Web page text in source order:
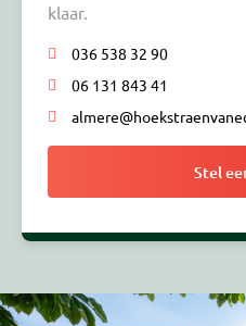
klaar.
036 538 32 90
06 131 843 41
Stel